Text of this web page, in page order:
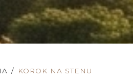
/ KOROK NA STENU